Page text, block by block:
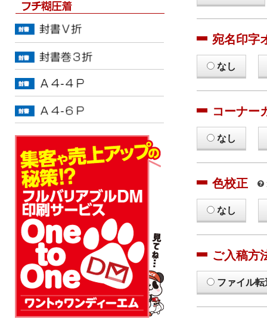
宛名印字
なし
コーナー
なし
色校正
なし
ご入稿方
ファイル